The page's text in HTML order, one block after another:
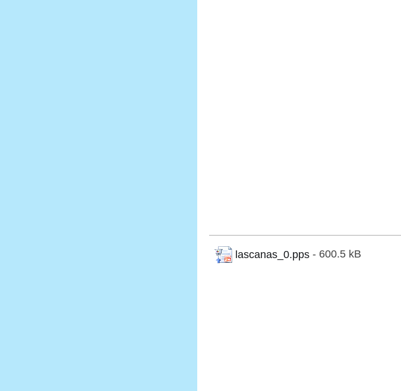
lascanas_0.pps - 600.5 kB